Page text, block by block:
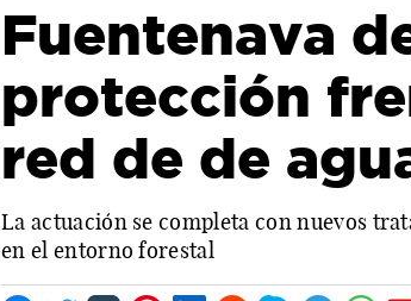
Fuentenava
protección
red de de
La actuación se completa con nuevos
en el entorno forestal